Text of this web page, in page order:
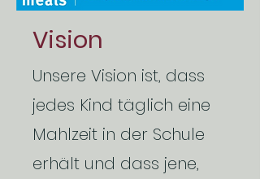
Vision
Unsere Vision ist, dass
jedes Kind täglich eine
Mahlzeit in der Schule
erhält und dass jene,